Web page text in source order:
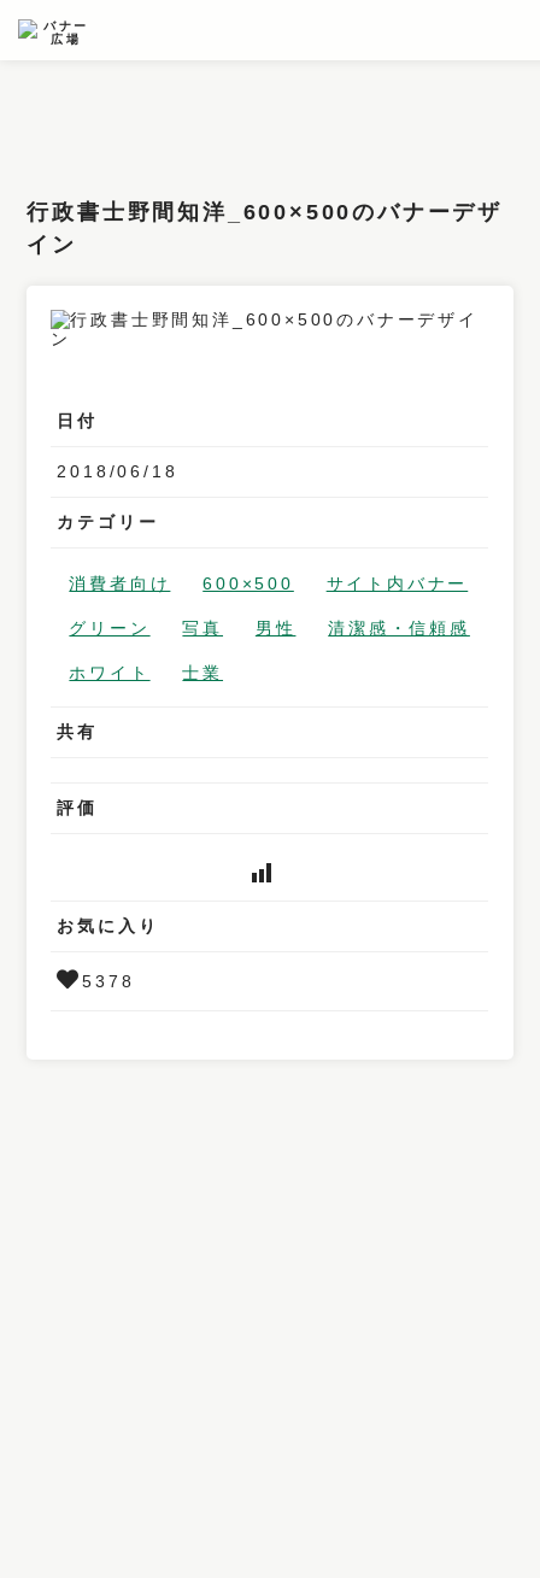
フィルター
カラー
デザイン
タイプ
要素
行政書士野間知洋_600×500のバナーデザ
イン
日付
2018/06/18
カテゴリー
消費者向け 600×500 サイト内バナー
グリーン 写真 男性 清潔感・信頼感
ホワイト 士業
共有
評価
お気に入り
5378